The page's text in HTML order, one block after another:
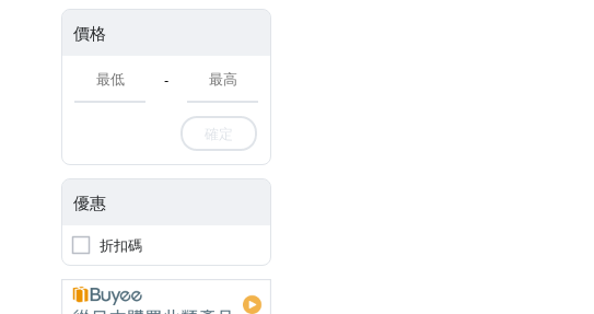
價格
-
確定
優惠
折扣碼